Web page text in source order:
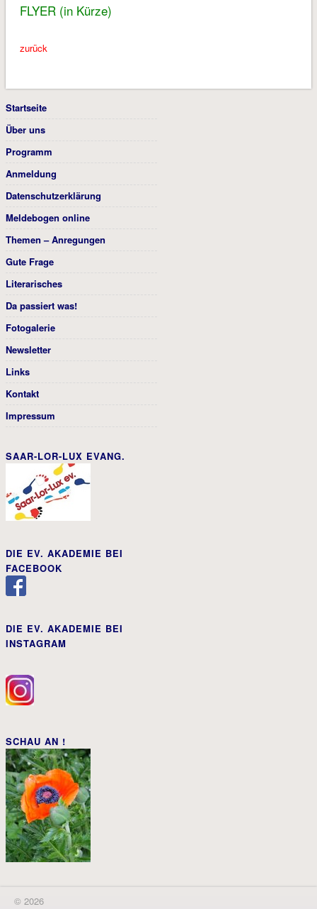
FLYER (in Kürze)
zurück
Startseite
Über uns
Programm
Anmeldung
Datenschutzerklärung
Meldebogen online
Themen – Anregungen
Gute Frage
Literarisches
Da passiert was!
Fotogalerie
Newsletter
Links
Kontakt
Impressum
SAAR-LOR-LUX EVANG.
DIE EV. AKADEMIE BEI
FACEBOOK
DIE EV. AKADEMIE BEI
INSTAGRAM
SCHAU AN !
© 2026